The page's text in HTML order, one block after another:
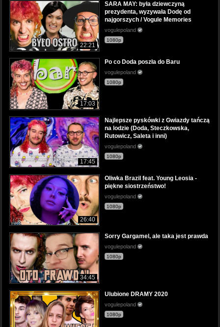
22:21
SARA MAY: była dziewczyną
prezydenta, wyzywała Dodę od
najgorszych / Vogule Memories
vogulepoland
1080p
17:03
Po co Doda poszła do Baru
vogulepoland
1080p
17:45
Najlepsze pyskówki z Gwiazdy tańczą
na lodzie (Doda, Steczkowska,
Rutowicz, Saleta i inni)
vogulepoland
1080p
26:40
Oliwka Brazil feat. Young Leosia -
piękne siostrzeństwo!
vogulepoland
1080p
34:45
Sorry Gargamel, ale taka jest prawda
vogulepoland
1080p
Ulubione DRAMY 2020
vogulepoland
1080p